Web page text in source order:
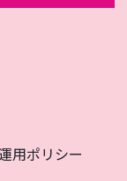
用ポリシー